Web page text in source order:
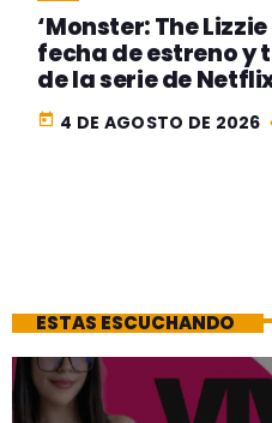
‘Monster: The
fecha de estreno y
de la serie de
today 4 DE AGOSTO DE 2026
ESTAS ESCUCHANDO